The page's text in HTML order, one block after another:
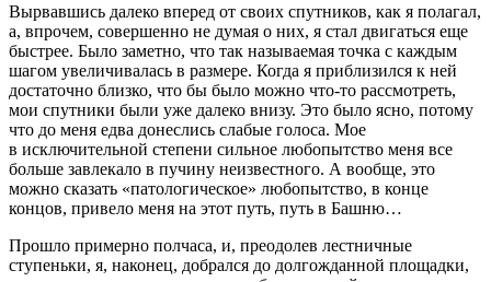
Вырвавшись далеко вперед от своих спутников, как я полагал,
а, впрочем, совершенно не думая о них, я стал двигаться еще
быстрее. Было заметно, что так называемая точка с каждым
шагом увеличивалась в размере. Когда я приблизился к ней
достаточно близко, что бы было можно что-то рассмотреть,
мои спутники были уже далеко внизу. Это было ясно, потому
что до меня едва донеслись слабые голоса. Мое
в исключительной степени сильное любопытство меня все
больше завлекало в пучину неизвестного. А вообще, это
можно сказать «патологическое» любопытство, в конце
концов, привело меня на этот путь, путь в Башню…
Прошло примерно полчаса, и, преодолев лестничные
ступеньки, я, наконец, добрался до долгожданной площадки,